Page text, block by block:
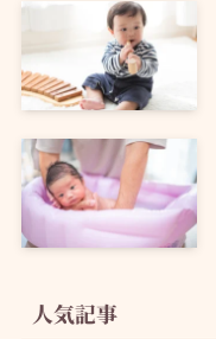
人気記事